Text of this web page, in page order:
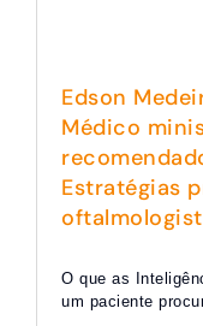
Edson
Médico
Estratégias
O que as
um paciente